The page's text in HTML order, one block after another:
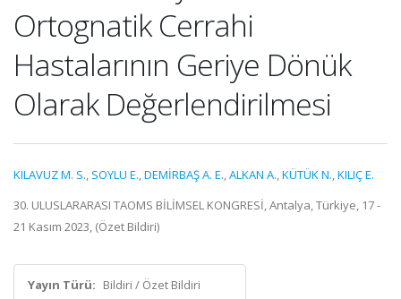
Ortognatik Cerrahi
Hastalarının Geriye Dönük
Olarak Değerlendirilmesi
KILAVUZ M. S., SOYLU E.,DEMİRBAŞ A. E.,ALKAN A.,KÜTÜK N.,KILIÇ E.
30. ULUSLARARASI TAOMS BİLİMSEL KONGRESİ, Antalya, Türkiye, 17 -
21 Kasım 2023, (Özet Bildiri)
Yayın Türü: Bildiri / Özet Bildiri